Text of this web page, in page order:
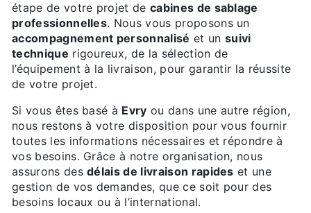
étape de votre projet decabines de sablage
professionnelles. Nous vous proposons un
accompagnement personnalisé et un suivi
technique rigoureux, de la sélection de
l’équipement à la livraison, pour garantir la réussite
de votre projet.
Si vous êtes basé à Evry ou dans une autre région,
nous restons à votre disposition pour vous fournir
toutes les informations nécessaires et répondre à
vos besoins. Grâce à notre organisation, nous
assurons desdélais de livraison rapides et une
gestion de vos demandes, que ce soit pour des
besoins locaux ou à l’international.